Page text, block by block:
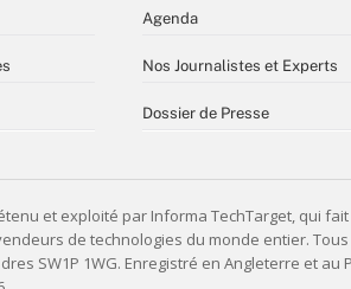
Agenda
Nos Journalistes et Experts
Dossier de Presse